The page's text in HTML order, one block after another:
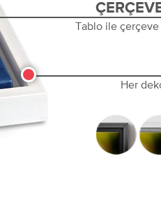
Tablo ile çerçeve
Her